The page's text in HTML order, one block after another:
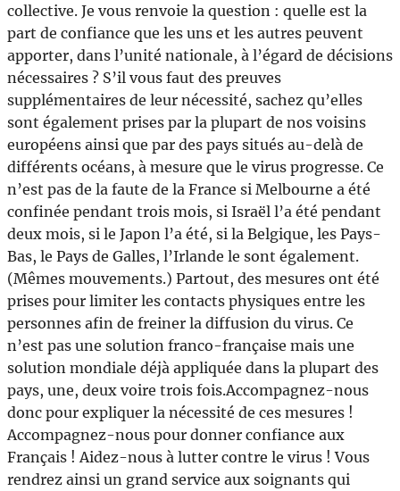
collective. Je vous renvoie la question : quelle est la
part de confiance que les uns et les autres peuvent
apporter, dans l’unité nationale, à l’égard de décisions
nécessaires ? S’il vous faut des preuves
supplémentaires de leur nécessité, sachez qu’elles
sont également prises par la plupart de nos voisins
européens ainsi que par des pays situés au-delà de
différents océans, à mesure que le virus progresse. Ce
n’est pas de la faute de la France si Melbourne a été
confinée pendant trois mois, si Israël l’a été pendant
deux mois, si le Japon l’a été, si la Belgique, les Pays-
Bas, le Pays de Galles, l’Irlande le sont également.
(Mêmes mouvements.) Partout, des mesures ont été
prises pour limiter les contacts physiques entre les
personnes afin de freiner la diffusion du virus. Ce
n’est pas une solution franco-française mais une
solution mondiale déjà appliquée dans la plupart des
pays, une, deux voire trois fois.Accompagnez-nous
donc pour expliquer la nécessité de ces mesures !
Accompagnez-nous pour donner confiance aux
Français ! Aidez-nous à lutter contre le virus ! Vous
rendrez ainsi un grand service aux soignants qui